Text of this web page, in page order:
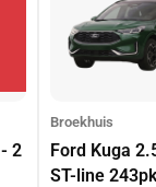
2
Broekhuis
Ford Kuga
ST-line 243pk